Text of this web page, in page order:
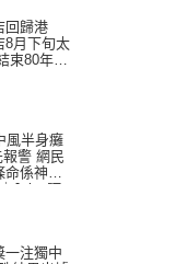
回歸港
8月下旬太
束80年歷
風半身癱
警 網民
命係神蹟
Juicy叮
一注獨中